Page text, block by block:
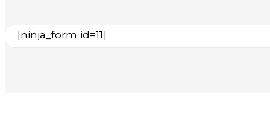
[ninja_form id=11]